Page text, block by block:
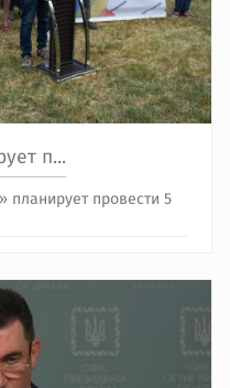
п...
планирует провести 5